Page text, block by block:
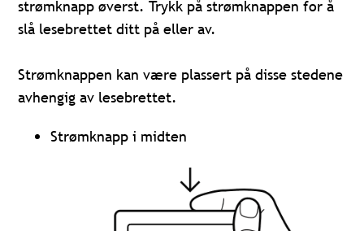
strømknapp øverst. Trykk på strømknappen for å
slå lesebrettet ditt på eller av.
Strømknappen kan være plassert på disse stedene
avhengig av lesebrettet.
Strømknapp i midten